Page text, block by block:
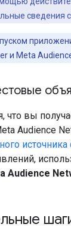
сведения
и Meta
что вы
Audience
Audience